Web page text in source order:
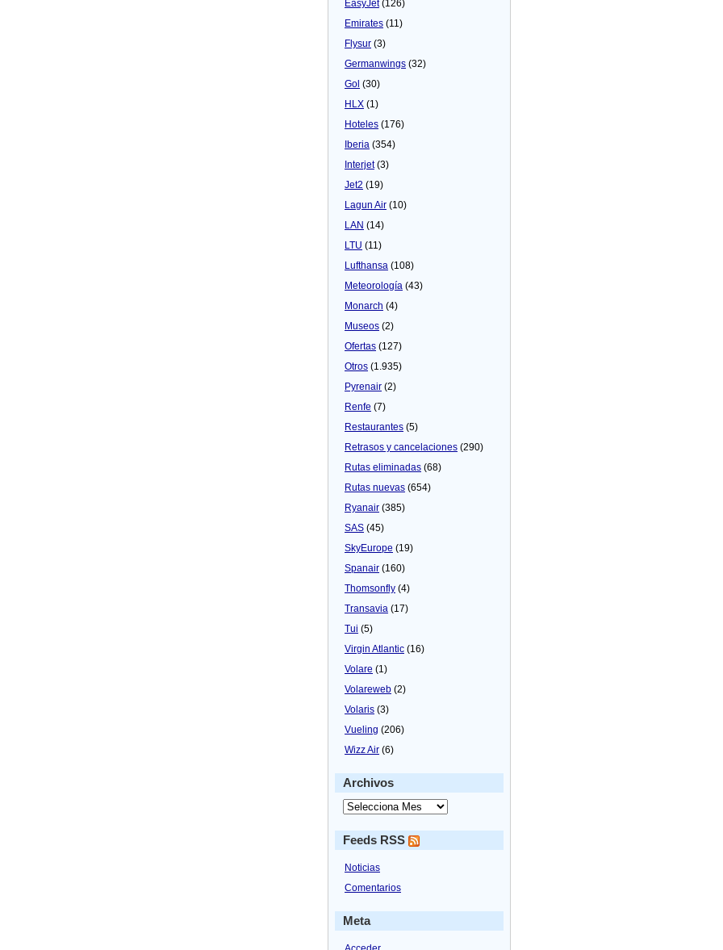
EasyJet(126)
Emirates (11)
Flysur (3)
Germanwings (32)
Gol (30)
HLX (1)
Hoteles (176)
Iberia (354)
Interjet(3)
Jet2 (19)
Lagun Air (10)
LAN (14)
LTU (11)
Lufthansa (108)
Meteorologí­a (43)
Monarch (4)
Museos (2)
Ofertas (127)
Otros (1.935)
Pyrenair (2)
Renfe (7)
Restaurantes (5)
Retrasos y cancelaciones (290)
Rutas eliminadas (68)
Rutas nuevas (654)
Ryanair (385)
SAS (45)
SkyEurope (19)
Spanair (160)
Thomsonfly (4)
Transavia (17)
Tui (5)
Virgin Atlantic (16)
Volare (1)
Volareweb (2)
Volaris (3)
Vueling (206)
Wizz Air (6)
Archivos
Feeds RSS
Noticias
Comentarios
Meta